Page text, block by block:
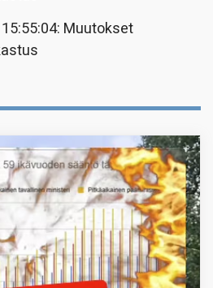
Muutokset